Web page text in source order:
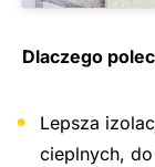
Dlaczego
Lepsza
cieplnych,